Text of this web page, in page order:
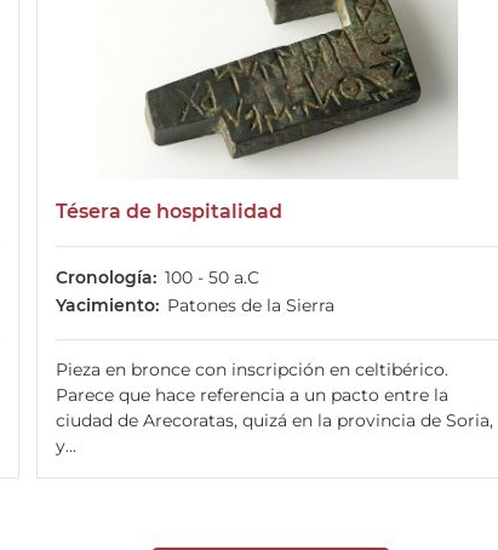
Tésera de hospitalidad
Cronología 100 - 50 a.C
Yacimiento Patones de la Sierra
Pieza en bronce con inscripción en celtibérico.
Parece que hace referencia a un pacto entre la
ciudad de Arecoratas, quizá en la provincia de Soria,
y...